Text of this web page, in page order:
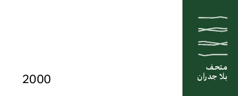
متحف
بلا جدران
متحف
بلا جدران
متحف
بلا جدران
2000